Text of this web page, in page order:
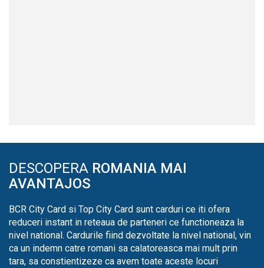
DESCOPERA ROMANIA MAI
AVANTAJOS
BCR City Card si Top City Card sunt carduri ce iti ofera
reduceri instant in reteaua de parteneri ce functioneaza la
nivel national. Cardurile fiind dezvoltate la nivel national, vin
ca un indemn catre romani sa calatoreasca mai mult prin
tara, sa constientizeze ca avem toate aceste locuri